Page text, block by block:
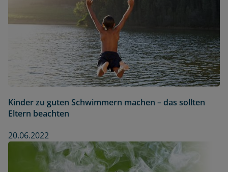
Kinder zu guten Schwimmern machen – das sollten
Eltern beachten
20.06.2022